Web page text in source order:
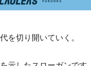
を切り開いていく。